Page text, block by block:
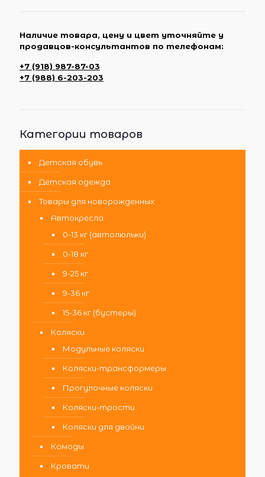
Наличие товара, цену и цвет уточняйте у
продавцов-консультантов по телефонам:
+7 (918) 987-87-03
+7 (988) 6-203-203
Категории товаров
Детская обувь
Детская одежда
Товары для новорожденных
Автокресла
0-13 кг (автолюльки)
0-18 кг
9-25 кг
9-36 кг
15-36 кг (бустеры)
Коляски
Модульные коляски
Коляски-трансформеры
Прогулочные коляски
Коляски-трости
Коляски для двойни
Комоды
Кровати